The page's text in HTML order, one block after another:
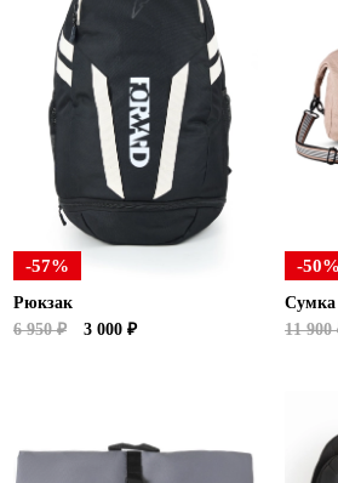
-57%
Рюкзак
6 950 ₽
3 000 ₽
-50%
Сумка
11 900